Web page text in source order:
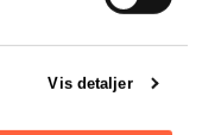
Vis detaljer